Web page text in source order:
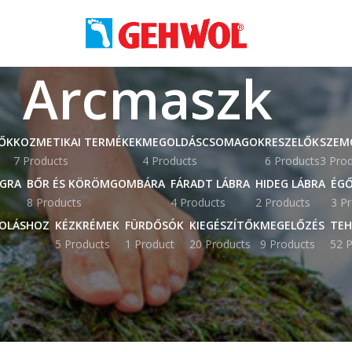
Arcmaszk
KOZMETIKAI TERMÉKEK
7 Products
MEGOLDÁSCSOMAGOK
4 Products
RESZELŐK
6 Products3
BŐR ÉS KÖRÖMGOMBÁRA
8 Products
FÁRADT LÁBRA
4 Products
HIDEG LÁBRA
2 Products
3
KÉZKRÉMEK
5 Products
FÜRDŐSÓK
1 Product
KIEGÉSZÍTŐK
20 Products
MEGELŐZÉS
9 Products
52
címkével rendelkező termékek Mutat 9 12